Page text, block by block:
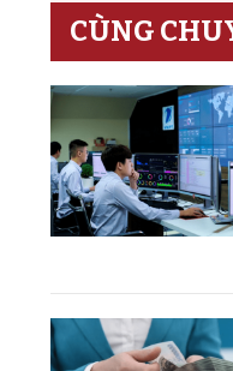
CÙNG